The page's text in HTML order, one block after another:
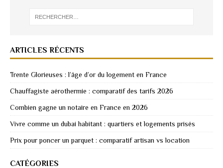
ARTICLES RÉCENTS
Trente Glorieuses : l’âge d’or du logement en France
Chauffagiste aérothermie : comparatif des tarifs 2026
Combien gagne un notaire en France en 2026
Vivre comme un dubai habitant : quartiers et logements prisés
Prix pour poncer un parquet : comparatif artisan vs location
CATÉGORIES